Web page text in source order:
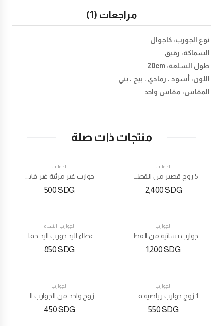
مراجعات (1)
نوع الجورب: كاجوال
السماكة: رقيق
طول السلعة: 20cm
اللون: أسود ، رمادي ، بيج ، بني
المقاس: مقاس واحد
منتجات ذات صلة
الجوارب
5 زوج قصير من القطن جورب
2,400SDG
الجوارب
جوارب غير مرئية غير قابلة للانزلاق بقصة منخفضة
500SDG
الجوارب
جوارب نسائية من القطن والدانتيل
1,200SDG
الجوارب, النساء
غطاء اليد جورب اليد حماية من الأشعة فوق البنفسجية واقية من الشمس أزياء كوريا طويلة
850SDG
الجوارب
1 زوج جوارب رياضية قصيرة الكاحل منخفضة
550SDG
الجوارب
زوج واحد من الجوارب القطنية الملونة القصيرة للكاحل
450SDG